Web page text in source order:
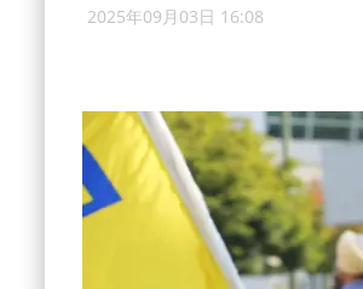
2025年09月03日 16:08